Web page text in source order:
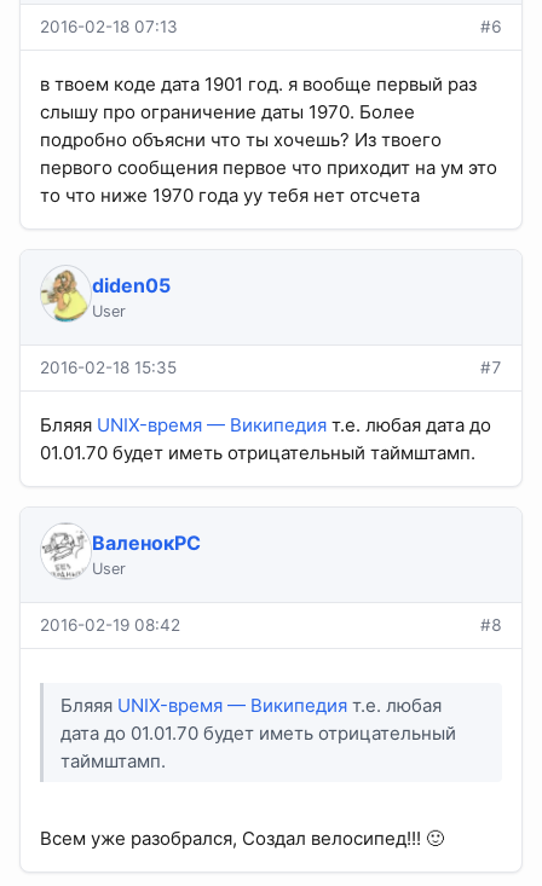
2016-02-18 07:13 #6
в твоем коде дата 1901 год. я вообще первый раз
слышу про ограничение даты 1970. Более
подробно объясни что ты хочешь? Из твоего
первого сообщения первое что приходит на ум это
то что ниже 1970 года уу тебя нет отсчета
diden05
User
2016-02-18 15:35 #7
Бляяя UNIX-время — Википедия т.е. любая дата до
01.01.70 будет иметь отрицательный таймштамп.
ВаленокPC
User
2016-02-19 08:42 #8
Бляяя UNIX-время — Википедия т.е. любая
дата до 01.01.70 будет иметь отрицательный
таймштамп.
Всем уже разобрался, Создал велосипед!!! 🙂